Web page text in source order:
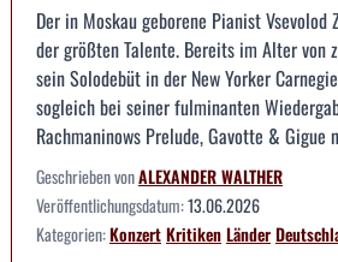
Der in Moskau geborene Pianist
der größten Talente. Bereits im Alter von
sein Solodebüt in der New Yorker
sogleich bei seiner fulminanten
Rachmaninows Prelude, Gavotte & Gigue
Geschrieben vonALEXANDER WALTHER
Veröffentlichungsdatum:13.06.2026
Kategorien:KonzertKritikenLänder